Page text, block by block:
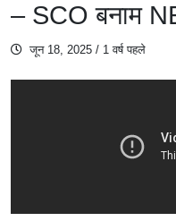
– SCO बनाम
जून 18, 2025 / 1 वर्ष पहले